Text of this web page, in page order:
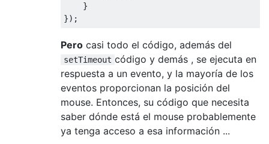
}
});
Pero casi todo el código, además del
setTimeout código y demás , se ejecuta en
respuesta a un evento, y la mayoría de los
eventos proporcionan la posición del
mouse. Entonces, su código que necesita
saber dónde está el mouse probablemente
ya tenga acceso a esa información ...